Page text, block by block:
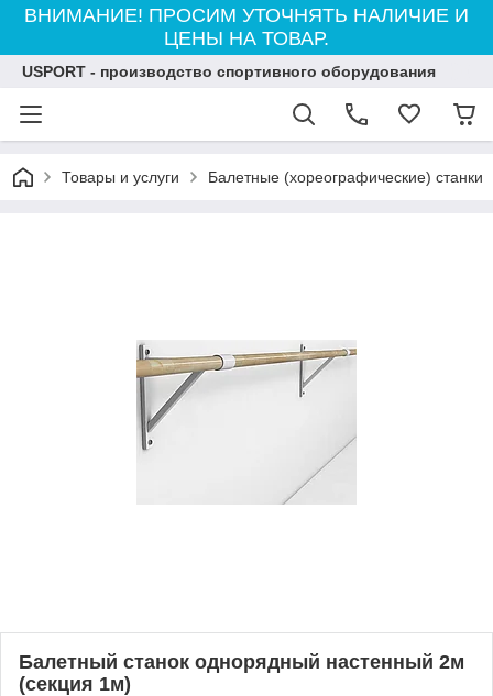
ВНИМАНИЕ! ПРОСИМ УТОЧНЯТЬ НАЛИЧИЕ И
ЦЕНЫ НА ТОВАР.
USPORT - производство спортивного оборудования
Товары и услуги Балетные (хореографические) станки
Балетный станок однорядный настенный 2м
(секция 1м)